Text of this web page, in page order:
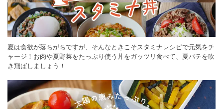
夏は食欲が落ちがちですが、そんなときこそスタミナレシピで元気をチ
ャージ！お肉や夏野菜をたっぷり使う丼をガッツリ食べて、夏バテを吹
き飛ばしましょう！